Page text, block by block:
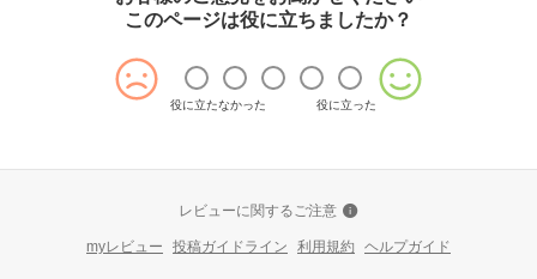
このページは役に立ちましたか？
役に立たなかった 役に立った
レビューに関するご注意
myレビュー 投稿ガイドライン 利用規約 ヘルプガイド